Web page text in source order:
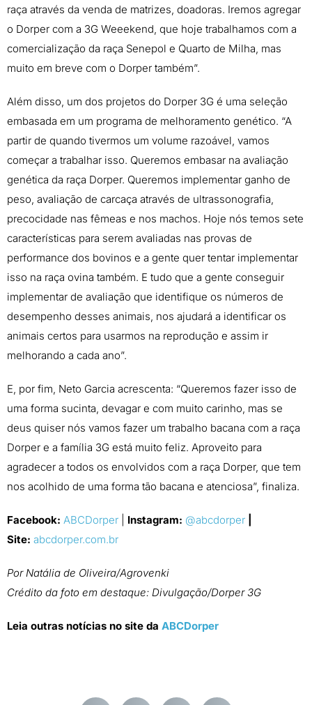
raça através da venda de matrizes, doadoras. Iremos agregar
o Dorper com a 3G Weeekend, que hoje trabalhamos com a
comercialização da raça Senepol e Quarto de Milha, mas
muito em breve com o Dorper também”.
Além disso, um dos projetos do Dorper 3G é uma seleção
embasada em um programa de melhoramento genético. “A
partir de quando tivermos um volume razoável, vamos
começar a trabalhar isso. Queremos embasar na avaliação
genética da raça Dorper. Queremos implementar ganho de
peso, avaliação de carcaça através de ultrassonografia,
precocidade nas fêmeas e nos machos. Hoje nós temos sete
características para serem avaliadas nas provas de
performance dos bovinos e a gente quer tentar implementar
isso na raça ovina também. E tudo que a gente conseguir
implementar de avaliação que identifique os números de
desempenho desses animais, nos ajudará a identificar os
animais certos para usarmos na reprodução e assim ir
melhorando a cada ano”.
E, por fim, Neto Garcia acrescenta: “Queremos fazer isso de
uma forma sucinta, devagar e com muito carinho, mas se
deus quiser nós vamos fazer um trabalho bacana com a raça
Dorper e a família 3G está muito feliz. Aproveito para
agradecer a todos os envolvidos com a raça Dorper, que tem
nos acolhido de uma forma tão bacana e atenciosa”, finaliza.
Facebook: ABCDorper Instagram: @abcdorper
Site: abcdorper.com.br
Por Natália de Oliveira/Agrovenki
Crédito da foto em destaque: Divulgação/Dorper 3G
Leia outras notícias no site da ABCDorper